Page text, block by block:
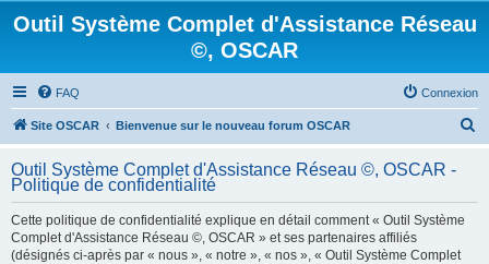
Outil Système Complet d'Assistance Réseau
©, OSCAR
FAQ Connexion
Site OSCAR Bienvenue sur le nouveau forum OSCAR
h
Outil Système Complet d'Assistance Réseau ©, OSCAR -
Politique de confidentialité
Cette politique de confidentialité explique en détail comment « Outil Système
Complet d'Assistance Réseau ©, OSCAR » et ses partenaires affiliés
(désignés ci-après par « nous », « notre », « nos », « Outil Système Complet